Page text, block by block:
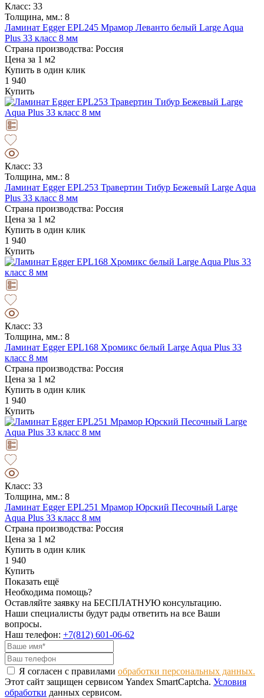
Класс: 33
Толщина, мм.: 8
Ламинат Egger EPL245 Мрамор Леванто белый Large Aqua
Plus 33 класс 8 мм
Страна производства: Россия
Цена за 1 м2
Купить в один клик
1 940
Купить
Класс: 33
Толщина, мм.: 8
Ламинат Egger EPL253 Травертин Тибур Бежевый Large Aqua
Plus 33 класс 8 мм
Страна производства: Россия
Цена за 1 м2
Купить в один клик
1 940
Купить
Класс: 33
Толщина, мм.: 8
Ламинат Egger EPL168 Хромикс белый Large Aqua Plus 33
класс 8 мм
Страна производства: Россия
Цена за 1 м2
Купить в один клик
1 940
Купить
Класс: 33
Толщина, мм.: 8
Ламинат Egger EPL251 Мрамор Юрский Песочный Large
Aqua Plus 33 класс 8 мм
Страна производства: Россия
Цена за 1 м2
Купить в один клик
1 940
Купить
Показать ещё
Необходима помощь?
Оставляйте заявку на БЕСПЛАТНУЮ консультацию.
Наши специалисты будут рады ответить на все Ваши
вопросы.
Наш телефон: +7(812) 601-06-62
Я согласен с правилами обработки персональных данных.
Этот сайт защищен сервисом Yandex SmartCaptcha. Условия
обработки данных сервисом.